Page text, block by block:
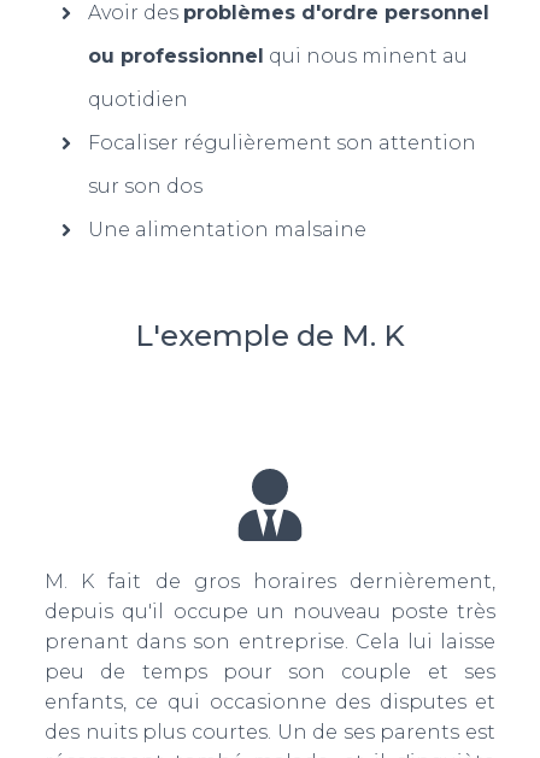
Avoir des problèmes d'ordre personnel
ou professionnel qui nous minent au
quotidien
Focaliser régulièrement son attention
sur son dos
Une alimentation malsaine
L'exemple de M. K
M. K fait de gros horaires dernièrement,
depuis qu'il occupe un nouveau poste très
prenant dans son entreprise. Cela lui laisse
peu de temps pour son couple et ses
enfants, ce qui occasionne des disputes et
des nuits plus courtes. Un de ses parents est